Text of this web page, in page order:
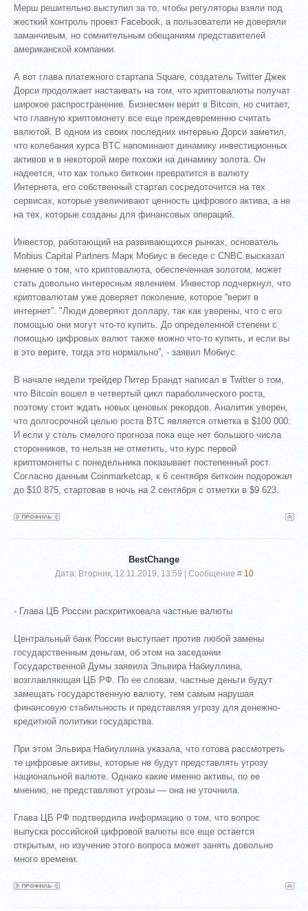
Мерш решительно выступил за то, чтобы регуляторы взяли под
жесткий контроль проект Facebook, а пользователи не доверяли
заманчивым, но сомнительным обещаниям представителей
американской компании.
А вот глава платежного стартапа Square, создатель Twitter Джек
Дорси продолжает настаивать на том, что криптовалюты получат
широкое распространение. Бизнесмен верит в Bitcoin, но считает,
что главную криптомонету все еще преждевременно считать
валютой. В одном из своих последних интервью Дорси заметил,
что колебания курса BTC напоминают динамику инвестиционных
активов и в некоторой мере похожи на динамику золота. Он
надеется, что как только биткоин превратится в валюту
Интернета, его собственный стартап сосредоточится на тех
сервисах, которые увеличивают ценность цифрового актива, а не
на тех, которые созданы для финансовых операций.
Инвестор, работающий на развивающихся рынках, основатель
Mobius Capital Partners Марк Мобиус в беседе с CNBC высказал
мнение о том, что криптовалюта, обеспеченная золотом, может
стать довольно интересным явлением. Инвестор подчеркнул, что
криптовалютам уже доверяет поколение, которое “верит в
интернет”. "Люди доверяют доллару, так как уверены, что с его
помощью они могут что-то купить. До определенной степени с
помощью цифровых валют также можно что-то купить, и если вы
в это верите, тогда это нормально”, - заявил Мобиус.
В начале недели трейдер Питер Брандт написал в Twitter о том,
что Bitcoin вошел в четвертый цикл параболического роста,
поэтому стоит ждать новых ценовых рекордов. Аналитик уверен,
что долгосрочной целью роста BTC является отметка в $100 000.
И если у столь смелого прогноза пока еще нет большого числа
сторонников, то нельзя не отметить, что курс первой
криптомонеты с понедельника показывает постепенный рост.
Согласно данным Coinmarketcap, к 6 сентября биткоин подорожал
до $10 875, стартовав в ночь на 2 сентября с отметки в $9 623.
BestChange
Дата: Вторник, 12.11.2019, 13:59 | Сообщение # 10
- Глава ЦБ России раскритиковала частные валюты
Центральный банк России выступает против любой замены
государственным деньгам, об этом на заседании
Государственной Думы заявила Эльвира Набиуллина,
возглавляющая ЦБ РФ. По ее словам, частные деньги будут
замещать государственную валюту, тем самым нарушая
финансовую стабильность и представляя угрозу для денежно-
кредитной политики государства.
При этом Эльвира Набиуллина указала, что готова рассмотреть
те цифровые активы, которые не будут представлять угрозу
национальной валюте. Однако какие именно активы, по ее
мнению, не представляют угрозы — она не уточнила.
Глава ЦБ РФ подтвердила информацию о том, что вопрос
выпуска российской цифровой валюты все еще остается
открытым, но изучение этого вопроса может занять довольно
много времени.